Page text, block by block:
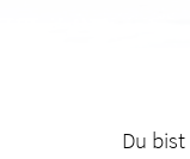
Du